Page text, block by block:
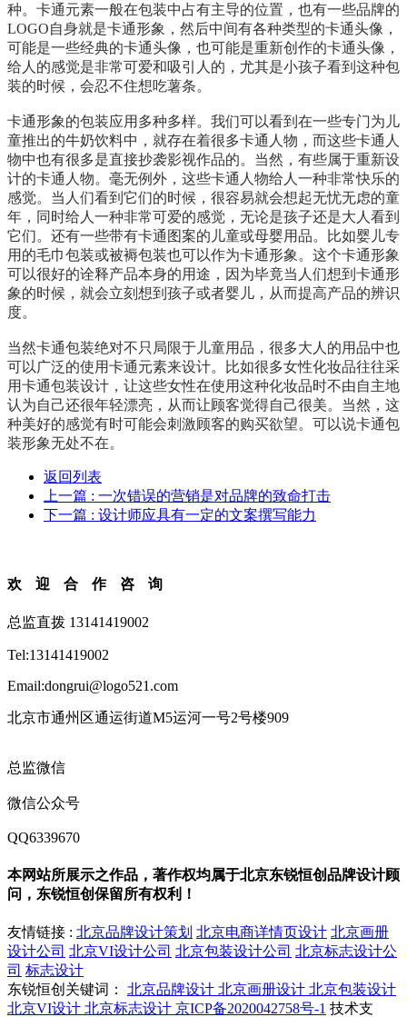
种。卡通元素一般在包装中占有主导的位置，也有一些品牌的
LOGO自身就是卡通形象，然后中间有各种类型的卡通头像，
可能是一些经典的卡通头像，也可能是重新创作的卡通头像，
给人的感觉是非常可爱和吸引人的，尤其是小孩子看到这种包
装的时候，会忍不住想吃薯条。
卡通形象的包装应用多种多样。我们可以看到在一些专门为儿
童推出的牛奶饮料中，就存在着很多卡通人物，而这些卡通人
物中也有很多是直接抄袭影视作品的。当然，有些属于重新设
计的卡通人物。毫无例外，这些卡通人物给人一种非常快乐的
感觉。当人们看到它们的时候，很容易就会想起无忧无虑的童
年，同时给人一种非常可爱的感觉，无论是孩子还是大人看到
它们。还有一些带有卡通图案的儿童或母婴用品。比如婴儿专
用的毛巾包装或被褥包装也可以作为卡通形象。这个卡通形象
可以很好的诠释产品本身的用途，因为毕竟当人们想到卡通形
象的时候，就会立刻想到孩子或者婴儿，从而提高产品的辨识
度。
当然卡通包装绝对不只局限于儿童用品，很多大人的用品中也
可以广泛的使用卡通元素来设计。比如很多女性化妆品往往采
用卡通包装设计，让这些女性在使用这种化妆品时不由自主地
认为自己还很年轻漂亮，从而让顾客觉得自己很美。当然，这
种美好的感觉有时可能会刺激顾客的购买欲望。可以说卡通包
装形象无处不在。
返回列表
上一篇 : 一次错误的营销是对品牌的致命打击
下一篇 : 设计师应具有一定的文案撰写能力
欢迎合作咨询
总监直拨 13141419002
Tel:13141419002
Email:dongrui@logo521.com
北京市通州区通运街道M5运河一号2号楼909
总监微信
微信公众号
QQ6339670
本网站所展示之作品，著作权均属于北京东锐恒创品牌设计顾
问，东锐恒创保留所有权利！
友情链接 : 北京品牌设计策划 北京电商详情页设计 北京画册
设计公司 北京VI设计公司 北京包装设计公司 北京标志设计公
司 标志设计
东锐恒创关键词：
北京品牌设计 北京画册设计 北京包装设计
北京VI设计 北京标志设计 京ICP备2020042758号-1 技术支